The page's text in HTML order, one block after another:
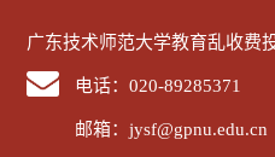
广东技术师范大学教育乱收费
电话：020-89285371
邮箱：jysf@gpnu.edu.cn